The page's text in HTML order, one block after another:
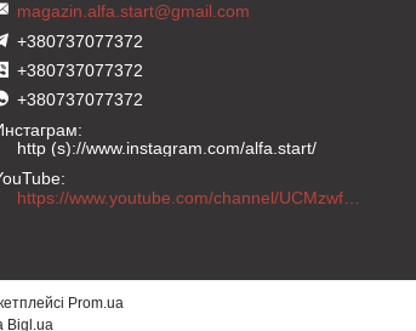
magazin.alfa.start@gmail.com
+380737077372
+380737077372
+380737077372
http (s)://www.instagram.com/alfa.start/
https://www.youtube.com/channel/UCMzwfuPdxogFIKF_nELVFNw
Prom.ua
Bigl.ua